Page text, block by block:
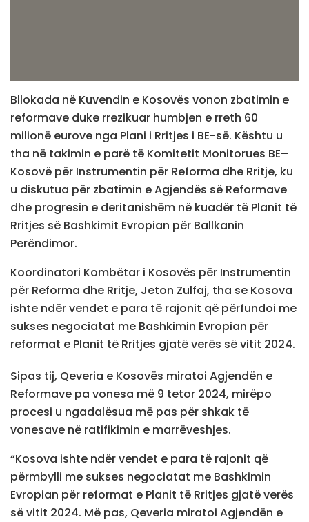
Bllokada në Kuvendin e Kosovës vonon zbatimin e
reformave duke rrezikuar humbjen e rreth 60
milionë eurove nga Plani i Rritjes i BE-së. Kështu u
tha në takimin e parë të Komitetit Monitorues BE–
Kosovë për Instrumentin për Reforma dhe Rritje, ku
u diskutua për zbatimin e Agjendës së Reformave
dhe progresin e deritanishëm në kuadër të Planit të
Rritjes së Bashkimit Evropian për Ballkanin
Perëndimor.
Koordinatori Kombëtar i Kosovës për Instrumentin
për Reforma dhe Rritje, Jeton Zulfaj, tha se Kosova
ishte ndër vendet e para të rajonit që përfundoi me
sukses negociatat me Bashkimin Evropian për
reformat e Planit të Rritjes gjatë verës së vitit 2024.
Sipas tij, Qeveria e Kosovës miratoi Agjendën e
Reformave pa vonesa më 9 tetor 2024, mirëpo
procesi u ngadalësua më pas për shkak të
vonesave në ratifikimin e marrëveshjes.
“Kosova ishte ndër vendet e para të rajonit që
përmbylli me sukses negociatat me Bashkimin
Evropian për reformat e Planit të Rritjes gjatë verës
së vitit 2024. Më pas, Qeveria miratoi Agjendën e